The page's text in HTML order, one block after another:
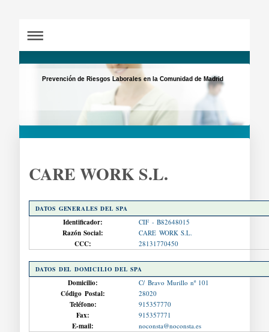
Prevención de Riesgos Laborales en la Comunidad de Madrid
CARE WORK S.L.
DATOS GENERALES DEL SPA
Identificador: CIF - B82648015
Razón Social: CARE WORK S.L.
CCC: 28131770450
DATOS DEL DOMICILIO DEL SPA
Domicilio: C/ Bravo Murillo nº 101
Código Postal: 28020
Teléfono: 915357770
Fax: 915357771
E-mail: noconsta@noconsta.es